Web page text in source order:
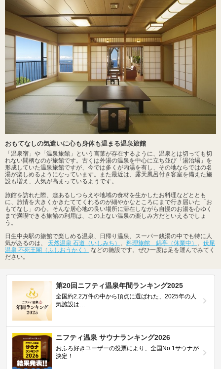
おもてなしの気遣いに心も身体も温まる温泉旅館
「温泉宿」や「温泉旅館」という言葉が存在するように、温泉とは切っても切
れない間柄なのが旅館です。古くは外湯の温泉を中心に立ち並び「湯治場」を
形成していた温泉旅館ですが、今では多くが内湯を有し、その地ならではの名
湯が楽しめるようになっています。また最近は、露天風呂付き客室を備えた施
設も増え、人気が高まっているようです。
旅館を訪れた際、趣あるしつらえや地域の食材を生かしたお料理などととも
に、旅情を大きくかきたててくれるのが細やかなところにまで行き届いた「お
もてなし」の心。そんな居心地の良い場所に滞在しながら自慢のお湯を心ゆく
まで満喫できる旅館の利用は、この上ない温泉の楽しみ方だといえるでしょ
う。
日生中央駅の旅館で楽しめる温泉、日帰り温泉、スーパー銭湯の中でも特に人
気があるのは、 天然温泉 石道（いしみち） 料理旅館 錦亭（休業中）
伏尾
温泉 不死王閣（ふしおうかく）
などの施設です。ぜひ一度は足を運んでみてく
ださい。
第20回ニフティ温泉年間ランキング2025
全国約2.2万件の中から頂点に選ばれた、2025年の人
気施設は…
ニフティ温泉 サウナランキング2026
おふろ好きユーザーの投票により、全国No.1サウナが
決定！